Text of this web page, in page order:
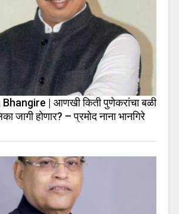
| आणखी किती पुणेकरांचा बळी
जागी होणार? – प्रमोद नाना भानगिरे